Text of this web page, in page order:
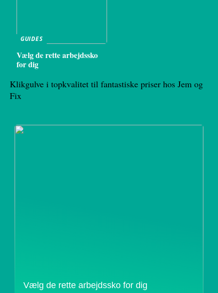
GUIDES
Vælg de rette arbejdssko
for dig
Klikgulve i topkvalitet til fantastiske priser hos Jem og
Fix
Vælg de rette arbejdssko for dig